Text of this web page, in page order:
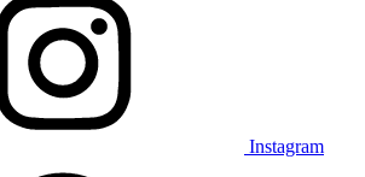
Instagram